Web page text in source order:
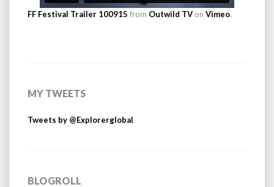
FF Festival Trailer 100915 from Outwild TV on Vimeo.
MY TWEETS
Tweets by @Explorerglobal
BLOGROLL